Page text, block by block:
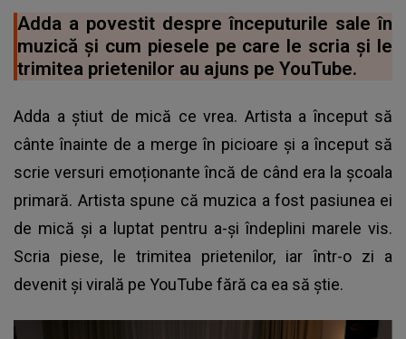
Adda a povestit despre începuturile sale în
muzică și cum piesele pe care le scria și le
trimitea prietenilor au ajuns pe YouTube.
Adda a știut de mică ce vrea. Artista a început să
cânte înainte de a merge în picioare și a început să
scrie versuri emoționante încă de când era la școala
primară. Artista spune că muzica a fost pasiunea ei
de mică și a luptat pentru a-și îndeplini marele vis.
Scria piese, le trimitea prietenilor, iar într-o zi a
devenit și virală pe YouTube fără ca ea să știe.